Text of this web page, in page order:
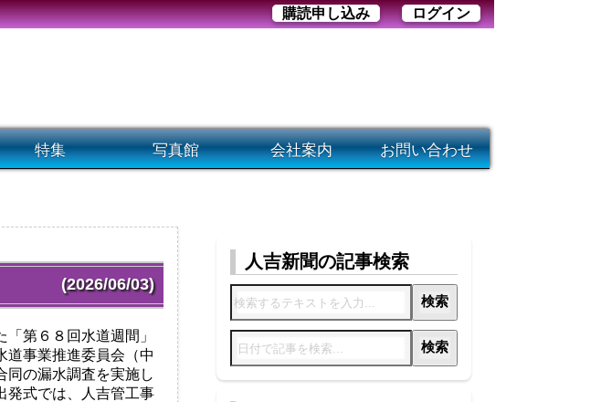
購読申し込み ログイン
特集 写真館 会社案内 お問い合わせ
(2026/06/03)
第６８回水道週間」
道事業推進委員会（中
同の漏水調査を実施し
発式では、人吉管工事
人吉新聞の記事検索